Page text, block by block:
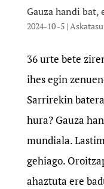
Gauza handi bat,
2024-10 -5|
36 urte bete
ihes egin
Sarrirekin
hura? Gauza
mundiala.
gehiago.
ahaztuta ere